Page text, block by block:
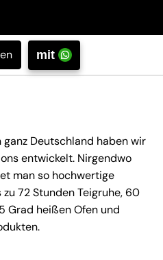
mit
Deutschland haben wir
entwickelt. Nirgendwo
man so hochwertige
72 Stunden Teigruhe, 60
Grad heißen Ofen und